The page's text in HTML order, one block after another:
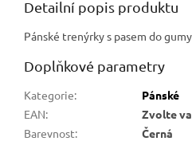
Detailní popis produktu
Pánské trenýrky s pasem do
Doplňkové parametry
Kategorie:
Pánské
EAN:
Zvolte
Barevnost:
Černá